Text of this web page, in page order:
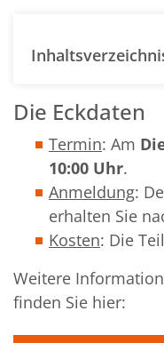
Die Eckdaten
Termin: Am
10:00 Uhr.
Anmeldung:
erhalten Sie
Kosten: Die
Weitere
finden Sie hier: